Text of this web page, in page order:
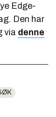
Edge-
Den har
via denne